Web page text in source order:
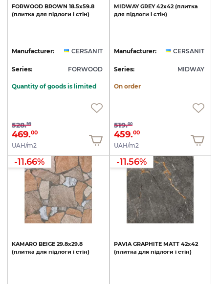
FORWOOD BROWN 18.5х59.8
(плитка для підлоги і стін)
Manufacturer: CERSANIT
Series: FORWOOD
Quantity of goods is limited
528.99
469.00
UAH/m2
MIDWAY GREY 42х42 (плитка
для підлоги і стін)
Manufacturer: CERSANIT
Series: MIDWAY
On order
519.00
459.00
UAH/m2
-11.66%
KAMARO BEIGE 29.8х29.8
(плитка для підлоги і стін)
-11.56%
PAVIA GRAPHITE MATT 42х42
(плитка для підлоги і стін)